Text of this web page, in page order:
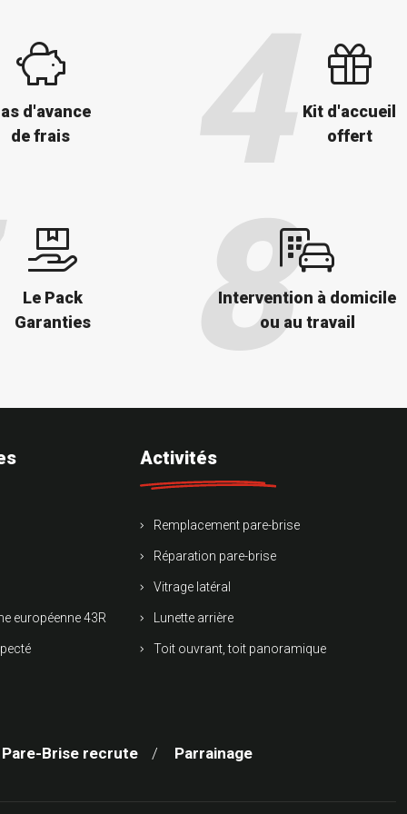
d'avance
de frais
Kit d'accueil
offert
Le Pack
Garanties
Intervention à domicile
ou au travail
européenne 43R
Activités
Remplacement pare-brise
Réparation pare-brise
Vitrage latéral
Lunette arrière
Toit ouvrant, toit panoramique
Brise recrute Parrainage